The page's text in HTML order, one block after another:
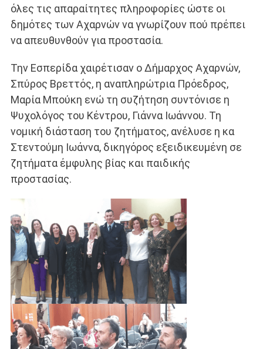
όλες τις απαραίτητες πληροφορίες ώστε οι
δημότες των Αχαρνών να γνωρίζουν πού πρέπει
να απευθυνθούν για προστασία.
Την Εσπερίδα χαιρέτισαν ο Δήμαρχος Αχαρνών,
Σπύρος Βρεττός, η αναπληρώτρια Πρόεδρος,
Mαρία Μπούκη ενώ τη συζήτηση συντόνισε η
Ψυχολόγος του Κέντρου, Γιάννα Ιωάννου. Τη
νομική διάσταση του ζητήματος, ανέλυσε η κα
Στεντούμη Ιωάννα, δικηγόρος εξειδικευμένη σε
ζητήματα έμφυλης βίας και παιδικής
προστασίας.